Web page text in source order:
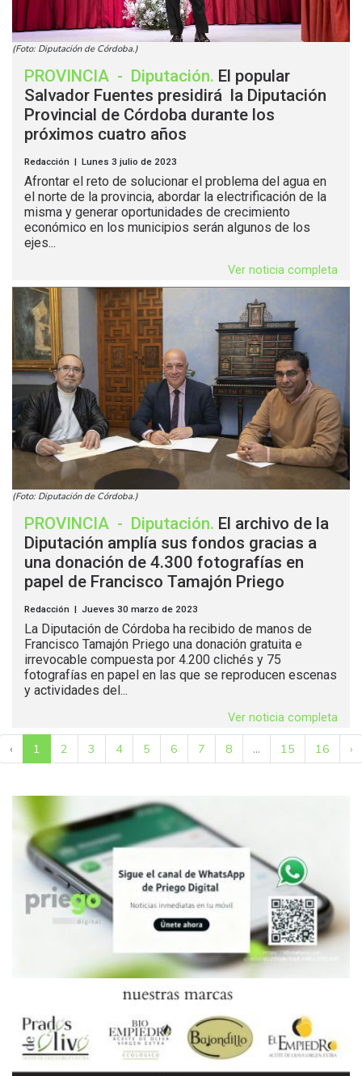
(Foto: Diputación de Córdoba.)
PROVINCIA - Diputación. El popular
Salvador Fuentes presidirá la Diputación
Provincial de Córdoba durante los
próximos cuatro años
Redacción | Lunes 3 julio de 2023
Afrontar el reto de solucionar el problema del agua en
el norte de la provincia, abordar la electrificación de la
misma y generar oportunidades de crecimiento
económico en los municipios serán algunos de los
ejes...
Ver noticia completa
(Foto: Diputación de Córdoba.)
PROVINCIA - Diputación. El archivo de la
Diputación amplía sus fondos gracias a
una donación de 4.300 fotografías en
papel de Francisco Tamajón Priego
Redacción | Jueves 30 marzo de 2023
La Diputación de Córdoba ha recibido de manos de
Francisco Tamajón Priego una donación gratuita e
irrevocable compuesta por 4.200 clichés y 75
fotografías en papel en las que se reproducen escenas
y actividades del...
Ver noticia completa
‹ 1 2 3 4 5 6 7 8 ... 15 16 ›